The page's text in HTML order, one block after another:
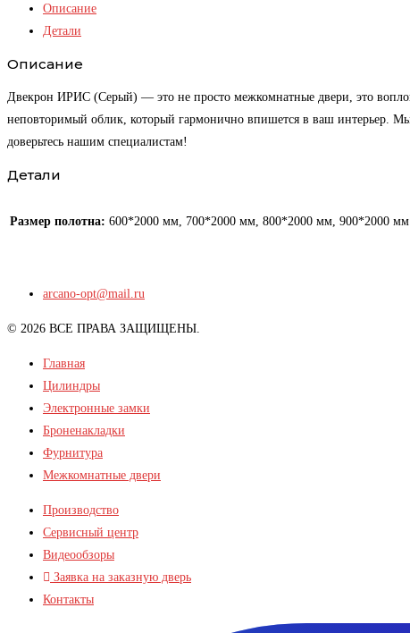
(Серый)
Описание
Детали
Описание
Двекрон ИРИС (Серый) — это не просто межкомнатные двери, это
неповторимый облик, который гармонично впишется в ваш интерьер. Мы
доверьтесь нашим специалистам!
Детали
Размер полотна: 600*2000 мм, 700*2000 мм, 800*2000 мм, 900*2000 мм
arcano-opt@mail.ru
© 2026 ВСЕ ПРАВА ЗАЩИЩЕНЫ.
Главная
Цилиндры
Электронные замки
Броненакладки
Фурнитура
Межкомнатные двери
Производство
Сервисный центр
Видеообзоры
Заявка на заказную дверь
Контакты